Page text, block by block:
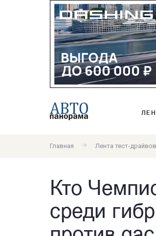
Главная Лента тест-драйвов
Кто
среди